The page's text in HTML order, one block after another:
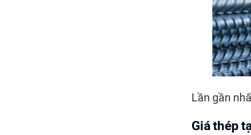
Lần gần
Giá thép